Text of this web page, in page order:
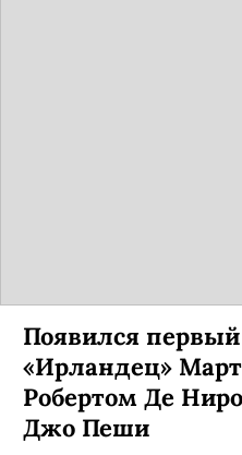
Появился
«Ирландец»
Робертом Де
Джо Пеши